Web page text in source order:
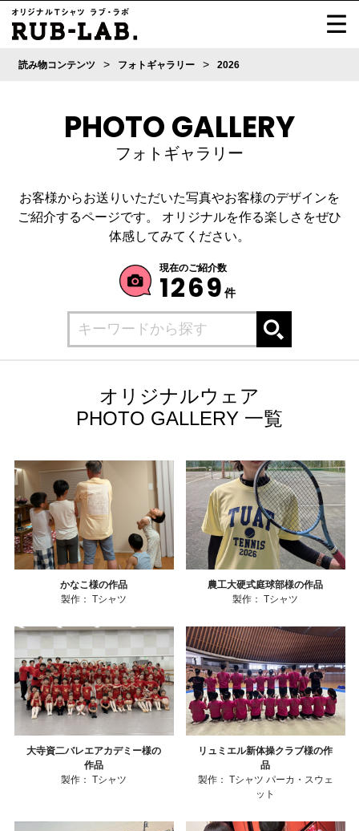
読み物コンテンツ > フォトギャラリー > 2026
PHOTO GALLERY
フォトギャラリー
お客様からお送りいただいた写真やお客様のデザインを
ご紹介するページです。
オリジナルを作る楽しさをぜひ
体感してみてください。
現在のご紹介数
1269 件
オリジナルウェア
PHOTO GALLERY 一覧
かなこ様の作品
製作： Tシャツ
農工大硬式庭球部様の作品
製作： Tシャツ
大寺資二バレエアカデミー様の
作品
製作： Tシャツ
リュミエル新体操クラブ様の作
品
製作： Tシャツ パーカ・スウェ
ット